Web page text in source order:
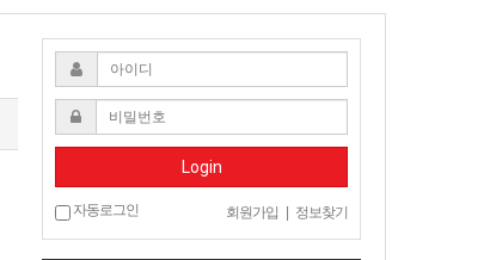
Login
자동로그인 회원가입 정보찾기